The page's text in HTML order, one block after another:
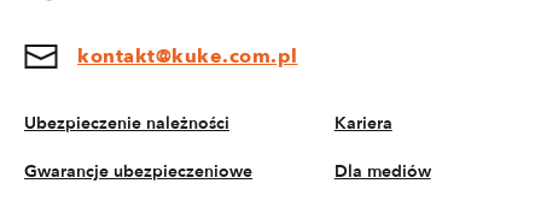
kontakt@kuke.com.pl
Ubezpieczenie należności
Gwarancje ubezpieczeniowe
Kariera
Dla mediów